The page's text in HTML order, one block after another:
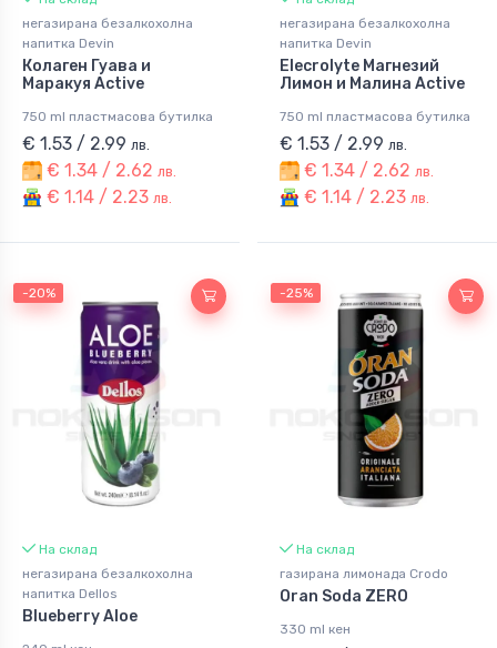
негазирана безалкохолна
напитка Devin
Колаген Гуава и
Маракуя Active
750 ml пластмасова бутилка
€ 1.53 / 2.99 лв.
€ 1.34 / 2.62 лв.
€ 1.14 / 2.23 лв.
негазирана безалкохолна
напитка Devin
Elecrolyte Магнезий
Лимон и Малина Active
750 ml пластмасова бутилка
€ 1.53 / 2.99 лв.
€ 1.34 / 2.62 лв.
€ 1.14 / 2.23 лв.
-20%
На склад
негазирана безалкохолна
напитка Dellos
Blueberry Aloe
-25%
На склад
газирана лимонада Crodo
Oran Soda ZERO
330 ml кен